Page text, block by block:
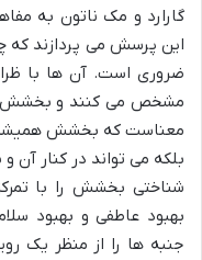
گارارد و مک ناتون به
این پرسش می پردازند که
ضروری است. آن ها با
مشخص می کنند و بخشش
معناست که بخشش همیشه
بلکه می تواند در کنار آن
شناختی بخشش را با
بهبود عاطفی و بهبود
جنبه ها را از منظر یک